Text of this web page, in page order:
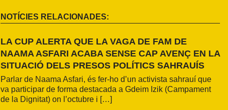
NOTÍCIES RELACIONADES:
LA CUP ALERTA QUE LA VAGA DE FAM DE
NAAMA ASFARI ACABA SENSE CAP AVENÇ EN LA
SITUACIÓ DELS PRESOS POLÍTICS SAHRAUÍS
Parlar de Naama Asfari, és fer-ho d’un activista sahrauí que
va participar de forma destacada a Gdeim Izik (Campament
de la Dignitat) on l’octubre i […]